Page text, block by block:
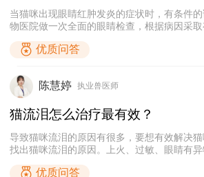
当猫咪出现眼睛红肿发炎的症状时，有条件
物医院做一次全面的眼睛检查，根据病因采取
洁液轻轻擦拭它的眼周和眼球表面，‌去除分
猫咪去宠物医院诊治。
优质问答
陈慧婷 执业兽医师
猫流泪怎么治疗最有效？
导致猫咪流泪的原因有很多，要想有效解决
找出猫咪流泪的原因。上火、过敏、眼睛有异
泪，建议及时带猫咪去宠物医院检查，根据
优质问答